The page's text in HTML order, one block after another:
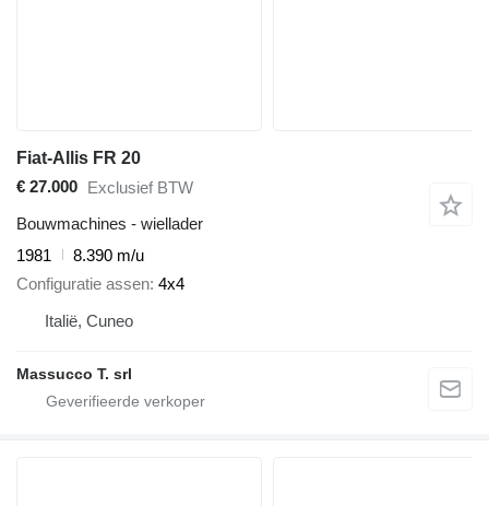
Fiat-Allis FR 20
€ 27.000 Exclusief BTW
Bouwmachines - wiellader
1981
8.390 m/u
Configuratie assen 4x4
Italië, Cuneo
Massucco T. srl